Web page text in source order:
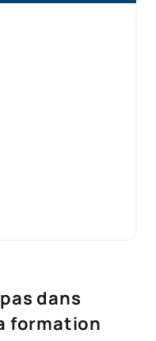
dans
formation